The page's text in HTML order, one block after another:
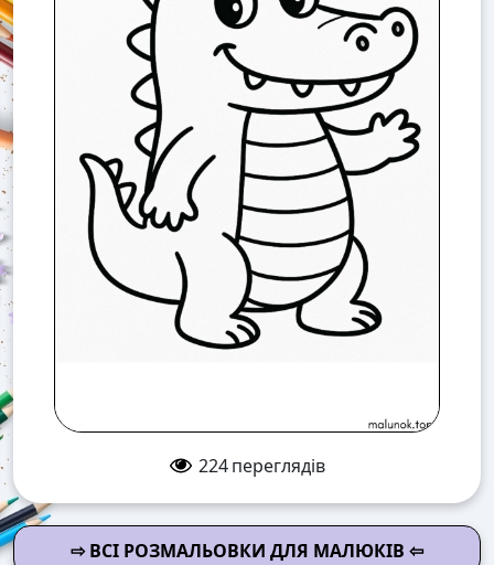
224 переглядів
⇨ ВСІ РОЗМАЛЬОВКИ ДЛЯ МАЛЮКІВ ⇦